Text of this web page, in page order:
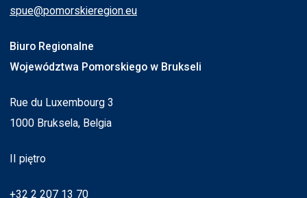
spue@pomorskieregion.eu
Biuro Regionalne
Województwa Pomorskiego w Brukseli
Rue du Luxembourg 3
1000 Bruksela, Belgia
II piętro
+32 2 207 13 70